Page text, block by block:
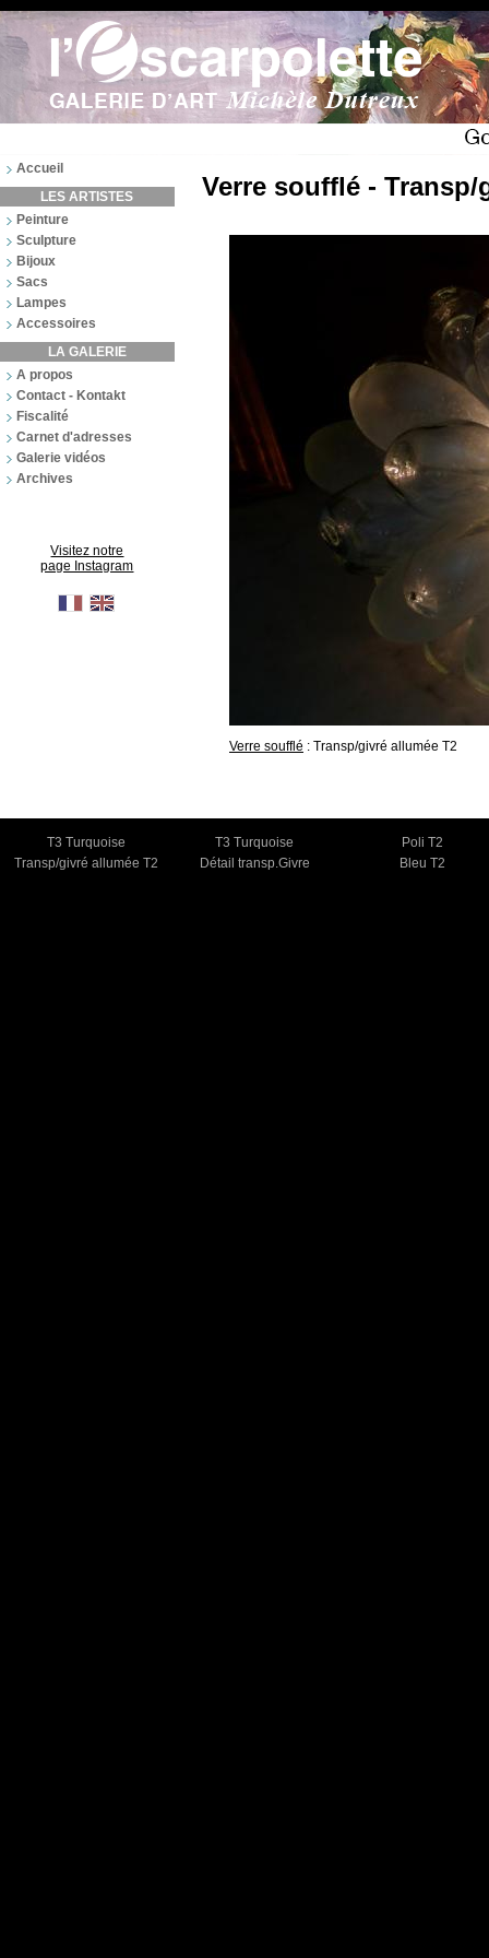
Accueil
LES ARTISTES
Peinture
Sculpture
Bijoux
Sacs
Lampes
Accessoires
LA GALERIE
A propos
Contact - Kontakt
Fiscalité
Carnet d'adresses
Galerie vidéos
Archives
Visitez notre
page Instagram
Verre soufflé -
Verre soufflé : Transp/givré allumée T2
T3 Turquoise T3 Turquoise
Poli T2
Transp/givré allumée T2
Détail transp.Givre Bleu T2